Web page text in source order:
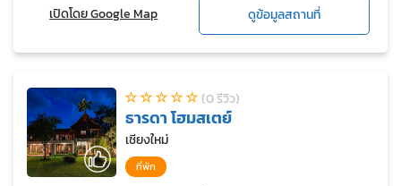
เปิดโดย Google Map ดูข้อมูลสถานที่
(0 รีวิว)
ธารดา โฮมสเตย์
เชียงใหม่
ที่พัก